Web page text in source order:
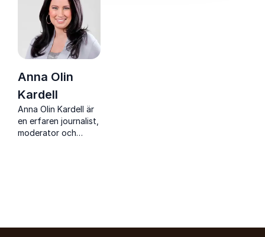
Anna Olin
Kardell
Anna Olin Kardell är
en erfaren journalist,
moderator och